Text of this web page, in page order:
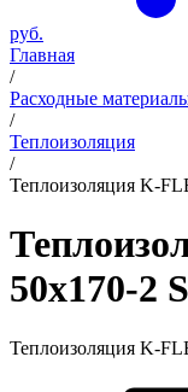
руб.
Главная
/
Расходные
/
Теплоизоляция
/
Теплоизоляция K-
50x170-2
Теплоизоляция K-